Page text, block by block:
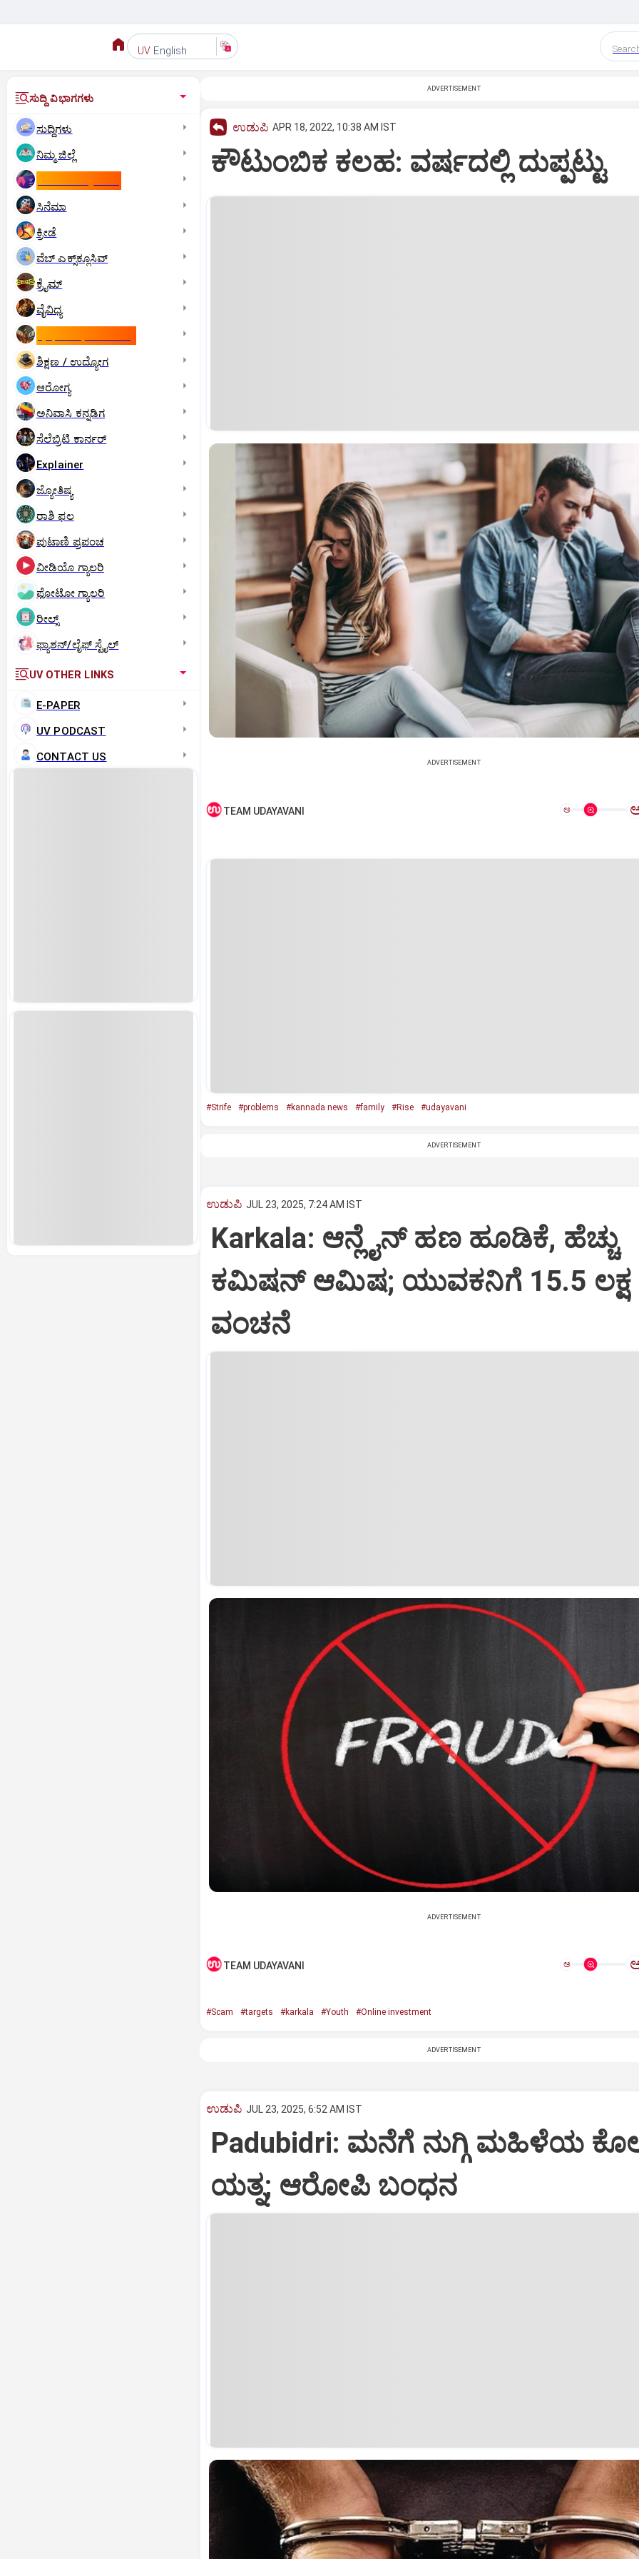
UV English
ಸುದ್ದಿ ವಿಭಾಗಗಳು
ಸುದ್ದಿಗಳು
ನಿಮ್ಮ ಜಿಲ್ಲೆ
ಸಿನೆಮಾ
ಕ್ರೀಡೆ
ವೆಬ್ ಎಕ್ಸ್‌ಕ್ಲೂಸಿವ್
ಕ್ರೈಮ್
ವೈವಿಧ್ಯ
ಶಿಕ್ಷಣ / ಉದ್ಯೋಗ
ಆರೋಗ್ಯ
ಅನಿವಾಸಿ ಕನ್ನಡಿಗ
ಸೆಲೆಬ್ರಿಟಿ ಕಾರ್ನರ್‌
Explainer
ಜ್ಯೋತಿಷ್ಯ
ರಾಶಿ ಫಲ
ಪುಟಾಣಿ ಪ್ರಪಂಚ
ವೀಡಿಯೊ ಗ್ಯಾಲರಿ
ಫೋಟೋ ಗ್ಯಾಲರಿ
ರೀಲ್ಸ್
ಫ್ಯಾಶನ್/ಲೈಫ್‌ ಸ್ಟೈಲ್
UV OTHER LINKS
E-PAPER
UV PODCAST
CONTACT US
ADVERTISEMENT
ಉಡುಪಿ APR 18, 2022, 10:38 AM IST
ಕೌಟುಂಬಿಕ ಕಲಹ: ವರ್ಷದಲ್ಲಿ ದುಪ್ಪಟ್ಟು
ADVERTISEMENT
TEAM UDAYAVANI ಅ
#Strife #problems #kannada news #family #Rise #udayavani
ADVERTISEMENT
ಉಡುಪಿ JUL 23, 2025, 7:24 AM IST
Karkala: ಆನ್ಲೈನ್‌ ಹಣ ಹೂಡಿಕೆ, ಹೆಚ್ಚು
ಕಮಿಷನ್‌ ಆಮಿಷ; ಯುವಕನಿಗೆ 15.5 ಲಕ್ಷ
ವಂಚನೆ
ADVERTISEMENT
TEAM UDAYAVANI ಅ
#Scam #targets #karkala #Youth #Online investment
ADVERTISEMENT
ಉಡುಪಿ JUL 23, 2025, 6:52 AM IST
Padubidri: ಮನೆಗೆ ನುಗ್ಗಿ ಮಹಿಳೆಯ
ಯತ್ನ; ಆರೋಪಿ ಬಂಧನ